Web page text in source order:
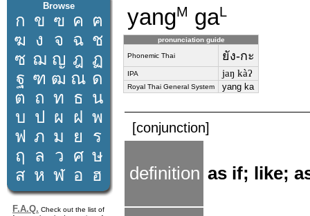
Browse
ก ข ฃ ค ฅ
ฆ ง จ ฉ ช
ซ ฌ ญ ฎ ฏ
ฐ ฑ ฒ ณ ด
ต ถ ท ธ น
บ ป ผ ฝ พ
ฟ ภ ม ย
ร
ฤ
ล ว ศ ษ
ส ห ฬ อ ฮ
F.A.Q. Check out the list of
yangM gaL
pronunciation guide
Phonemic Thai ยัง-กะ
IPA jaŋ kàʔ
Royal Thai General System yang ka
[conjunction]
definition as if; like;